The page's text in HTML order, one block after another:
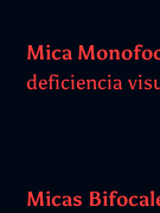
Mica
deficiencia
Micas